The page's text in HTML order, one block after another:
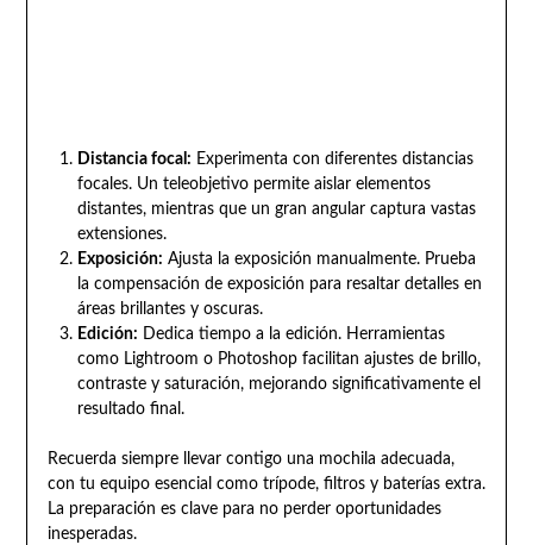
Distancia focal: Experimenta con diferentes distancias
focales. Un teleobjetivo permite aislar elementos
distantes, mientras que un gran angular captura vastas
extensiones.
Exposición: Ajusta la exposición manualmente. Prueba
la compensación de exposición para resaltar detalles en
áreas brillantes y oscuras.
Edición: Dedica tiempo a la edición. Herramientas
como Lightroom o Photoshop facilitan ajustes de brillo,
contraste y saturación, mejorando significativamente el
resultado final.
Recuerda siempre llevar contigo una mochila adecuada,
con tu equipo esencial como trípode, filtros y baterías extra.
La preparación es clave para no perder oportunidades
inesperadas.